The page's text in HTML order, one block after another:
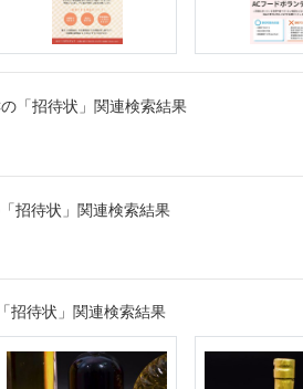
「招待状」関連検索結果
招待状」関連検索結果
招待状」関連検索結果